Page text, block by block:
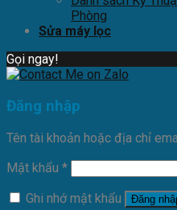
Phòng
Sửa máy lọc
Gọi ngay!
Đăng nhập
Tên tài khoản hoặc địa chỉ
Mật khẩu *
Ghi nhớ mật khẩu
Đăng